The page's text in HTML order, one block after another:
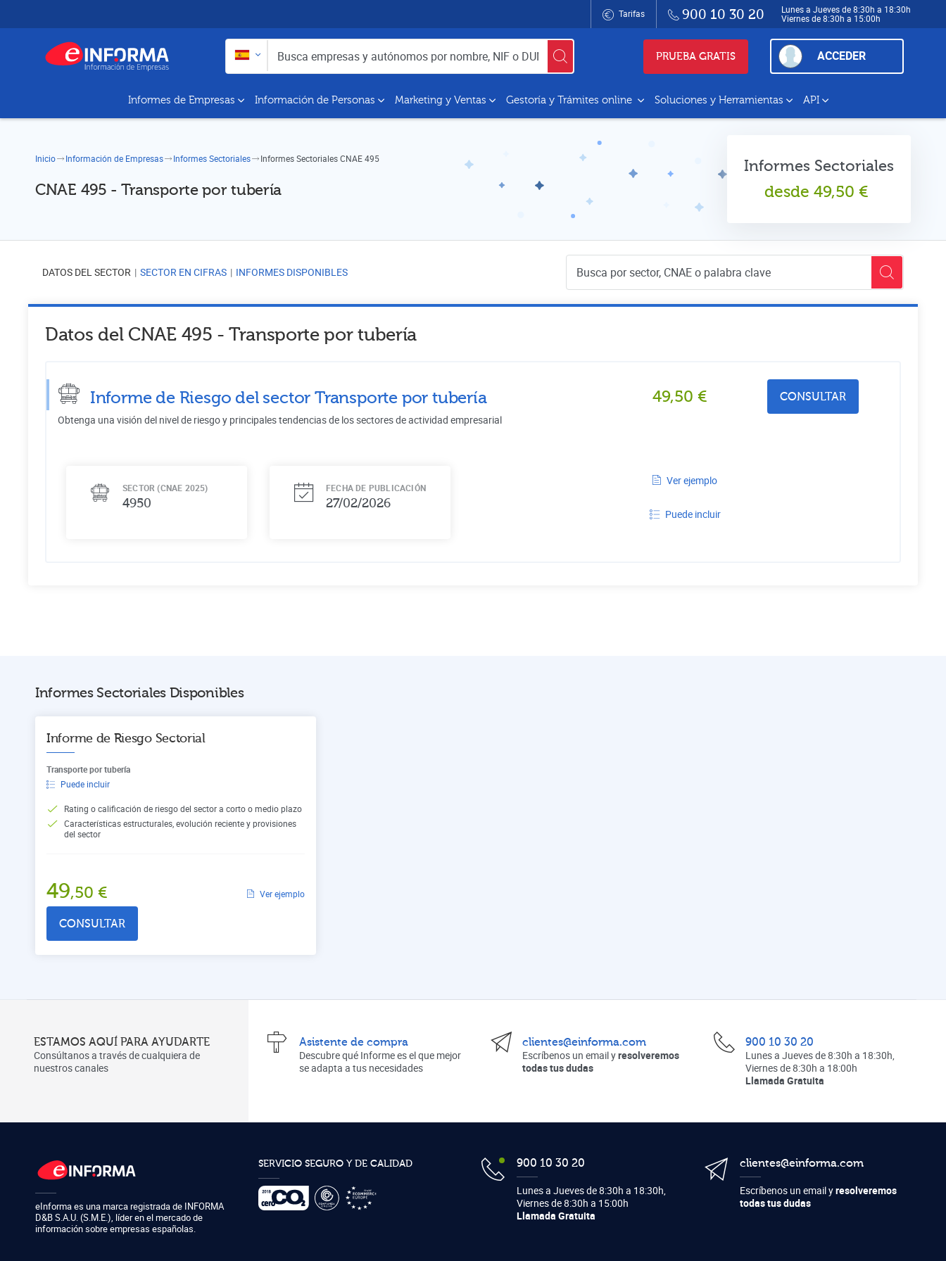
Tarifas 900 10 30 20
Lunes a Jueves de 8:30h a 18:30h
Viernes de 8:30h a 15:00h
PRUEBA GRATIS ACCEDER
Informes de Empresas Información de Personas Marketing y Ventas Gestoría y Trámites online Soluciones y Herramientas API
Inicio Información de Empresas Informes Sectoriales Informes Sectoriales CNAE 495
CNAE 495 - Transporte por tubería
Informes Sectoriales
desde 49,50 €
DATOS DEL SECTOR SECTOR EN CIFRAS INFORMES DISPONIBLES
Datos del CNAE 495 - Transporte por tubería
Informe de Riesgo del sectorTransporte por tubería 49,50 € CONSULTAR
Obtenga una visión del nivel de riesgo y principales tendencias de los sectores de actividad empresarial
SECTOR (CNAE 2025)
4950
FECHA DE PUBLICACIÓN
27/02/2026
Ver ejemplo
Puede incluir
Informes Sectoriales Disponibles
Informe de Riesgo Sectorial
Transporte por tubería
Puede incluir
Rating o calificación de riesgo del sector a corto o medio plazo
Características estructurales, evolución reciente y provisiones
del sector
49,50 € Ver ejemplo
CONSULTAR
ESTAMOS AQUÍ PARA AYUDARTE
Consúltanos a través de cualquiera de
nuestros canales
Asistente de compra
Descubre qué Informe es el que mejor
seadapta a tus necesidades
clientes@einforma.com
Escríbenos un email yresolveremos
todas tus dudas
900 10 30 20
Lunes a Jueves de 8:30h a 18:30h,
Viernes de 8:30h a 18:00h
Llamada Gratuita
eInforma es una marca registrada de INFORMA
D&B S.A.U. (S.M.E.), líder en el mercado de
información sobre empresas españolas.
SERVICIO SEGURO Y DE CALIDAD 900 10 30 20
Lunes a Jueves de 8:30h a 18:30h,
Viernes de 8:30h a 15:00h
Llamada Gratuita
clientes@einforma.com
Escríbenos un email yresolveremos
todas tus dudas